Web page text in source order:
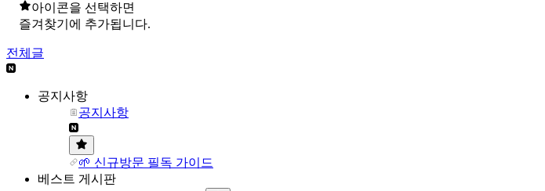
아이콘을 선택하면
즐겨찾기에 추가됩니다.
전체글
공지사항
공지사항
🌱 신규방문 필독 가이드
베스트 게시판